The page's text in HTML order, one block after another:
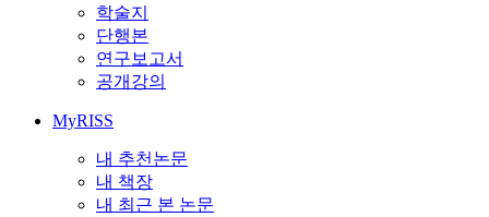
학술지
단행본
연구보고서
공개강의
MyRISS
내 추천논문
내 책장
내 최근 본 논문